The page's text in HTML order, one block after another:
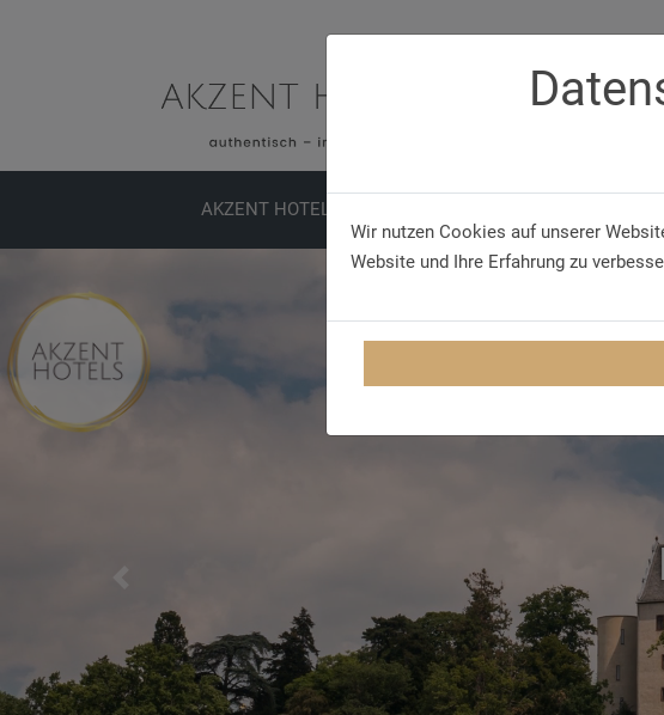
AKZENT HOTELS
Wir nutzen Cookies auf unserer
Website und Ihre Erfahrung zu